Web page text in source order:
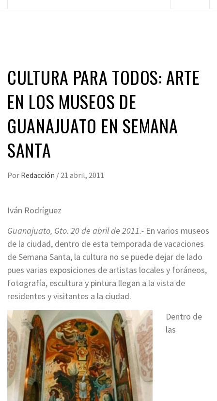
CULTURA PARA TODOS: ARTE
EN LOS MUSEOS DE
GUANAJUATO EN SEMANA
SANTA
Por Redacción / 21 abril, 2011
Iván Rodríguez
Guanajuato, Gto. 20 de abril de 2011.- En varios museos
de la ciudad, dentro de esta temporada de vacaciones
de Semana Santa, la cultura no se puede dejar de lado
pues varias exposiciones de artistas locales y foráneos,
fotografía, escultura y pintura llegan a la vista de
residentes y visitantes a la ciudad.
Dentro de
las